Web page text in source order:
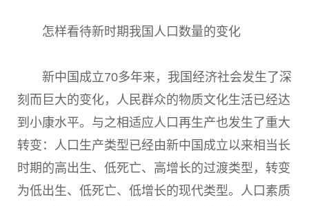
怎样看待新时期我国人口数量的变化
新中国成立70多年来，我国经济社会发生了深
刻而巨大的变化，人民群众的物质文化生活已经达
到小康水平。与之相适应人口再生产也发生了重大
转变：人口生产类型已经由新中国成立以来相当长
时期的高出生、低死亡、高增长的过渡类型，转变
为低出生、低死亡、低增长的现代类型。人口素质